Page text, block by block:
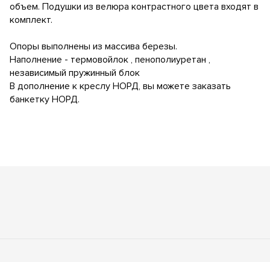
объем. Подушки из велюра контрастного цвета входят в
комплект.
Опоры выполнены из массива березы.
Наполнение - термовойлок , пенополиуретан ,
независимый пружинный блок
В дополнение к креслу НОРД, вы можете заказать
банкетку НОРД.